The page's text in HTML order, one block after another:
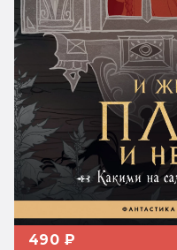
490 ₽